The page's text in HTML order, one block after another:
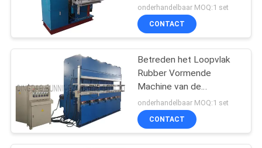
onderhandelbaar MOQ:1 set
CONTACT
Betreden het Loopvlak
Rubber Vormende
Machine van de
Precuredband/Verkregen
Band het Maken van
Machine
onderhandelbaar MOQ:1 set
CONTACT